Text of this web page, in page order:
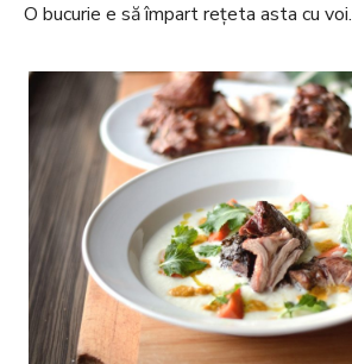
O bucurie e să împart rețeta asta cu voi.